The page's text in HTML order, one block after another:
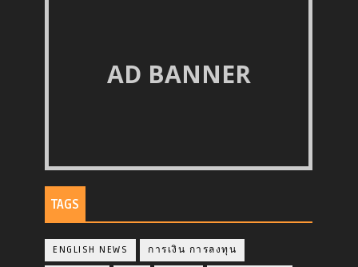
AD BANNER
TAGS
ENGLISH NEWS การเงิน การลงทุน